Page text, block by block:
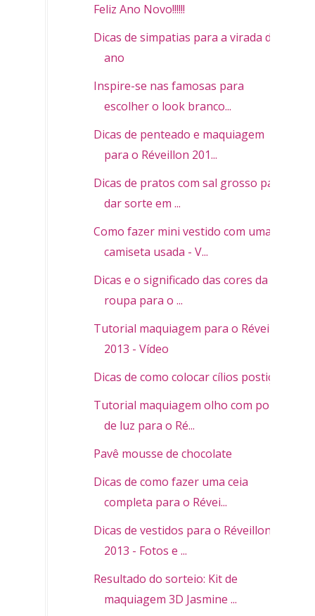
Feliz Ano Novo!!!!!!
Dicas de simpatias para a virada de
ano
Inspire-se nas famosas para
escolher o look branco...
Dicas de penteado e maquiagem
para o Réveillon 201...
Dicas de pratos com sal grosso para
dar sorte em ...
Como fazer mini vestido com uma
camiseta usada - V...
Dicas e o significado das cores da
roupa para o ...
Tutorial maquiagem para o Réveillon
2013 - Vídeo
Dicas de como colocar cílios postiços
Tutorial maquiagem olho com ponto
de luz para o Ré...
Pavê mousse de chocolate
Dicas de como fazer uma ceia
completa para o Révei...
Dicas de vestidos para o Réveillon
2013 - Fotos e ...
Resultado do sorteio: Kit de
maquiagem 3D Jasmine ...